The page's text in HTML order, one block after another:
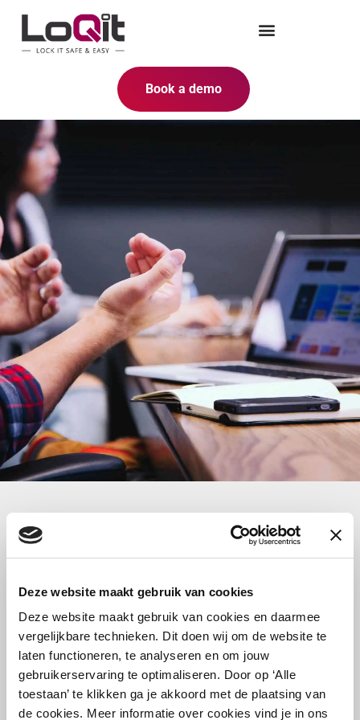
Deze website maakt gebruik van cookies
Deze website maakt gebruik van cookies en daarmee
vergelijkbare technieken. Dit doen wij om de website te
laten functioneren, te analyseren en om jouw
gebruikerservaring te optimaliseren. Door op ‘Alle
toestaan’ te klikken ga je akkoord met de plaatsing van
de cookies. Meer informatie over cookies vind je in ons
Book a demo
News
New colleague: Stéphanie
Hunnersen